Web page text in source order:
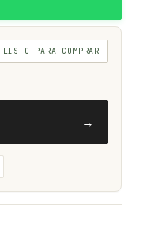
LISTO PARA COMPRAR
→